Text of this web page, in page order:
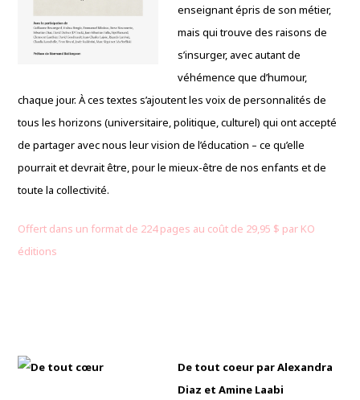
enseignant épris de son métier,
mais qui trouve des raisons de
s’insurger, avec autant de
véhémence que d’humour,
chaque jour. À ces textes s’ajoutent les voix de personnalités de
tous les horizons (universitaire, politique, culturel) qui ont accepté
de partager avec nous leur vision de l’éducation – ce qu’elle
pourrait et devrait être, pour le mieux-être de nos enfants et de
toute la collectivité.
Offert dans un format de 224 pages au coût de 29,95 $ par KO
éditions
De tout coeur par Alexandra
Diaz et Amine Laabi